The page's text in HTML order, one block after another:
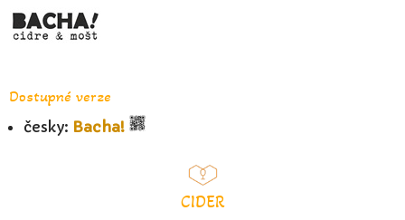
Dostupné verze
česky: Bacha!
CIDER